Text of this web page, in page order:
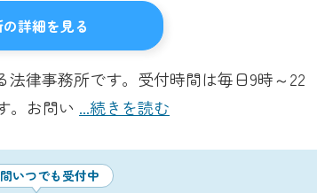
詳細を見る
律事務所です。受付時間は毎日9時～22
。お問い ...続きを読む
いつでも受付中